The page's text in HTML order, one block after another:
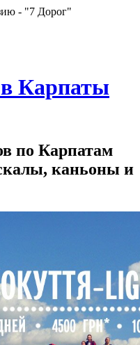
- "7 Дорог"
Карпаты
по Карпатам
каньоны и